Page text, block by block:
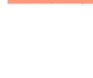
nieuws en